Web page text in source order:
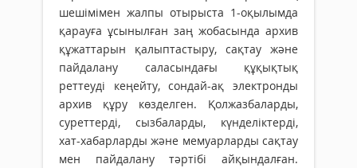
шешімімен жалпы отырыста 1-оқылымда
қарауға ұсынылған заң жобасында архив
құжаттарын қалыптастыру, сақтау және
пайдалану саласындағы құқықтық
реттеуді кеңейту, сондай-ақ электронды
архив құру көзделген. Қолжазбаларды,
суреттерді, сызбаларды, күнделіктерді,
хат-хабарларды және мемуарларды сақтау
мен пайдалану тәртібі айқындалған.